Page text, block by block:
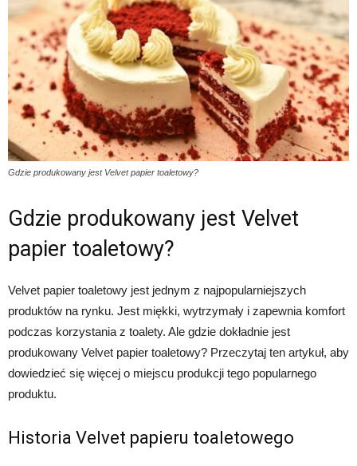
Gdzie produkowany jest Velvet papier toaletowy?
Gdzie produkowany jest Velvet
papier toaletowy?
Velvet papier toaletowy jest jednym z najpopularniejszych
produktów na rynku. Jest miękki, wytrzymały i zapewnia komfort
podczas korzystania z toalety. Ale gdzie dokładnie jest
produkowany Velvet papier toaletowy? Przeczytaj ten artykuł, aby
dowiedzieć się więcej o miejscu produkcji tego popularnego
produktu.
Historia Velvet papieru toaletowego